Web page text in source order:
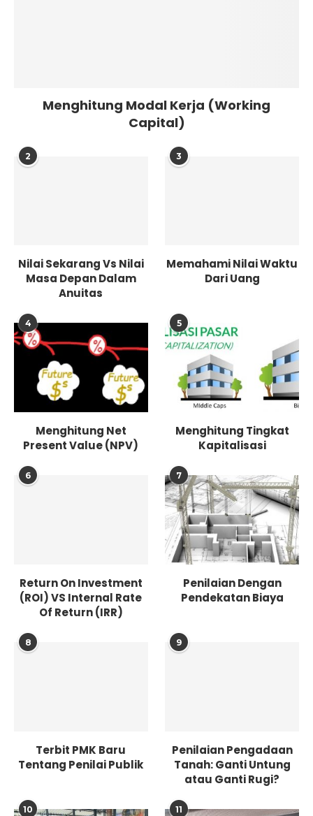
Menghitung Modal Kerja (Working
Capital)
2
Nilai Sekarang Vs Nilai
Masa Depan Dalam
Anuitas
3
Memahami Nilai Waktu
Dari Uang
4
Menghitung Net
Present Value (NPV)
5
Menghitung Tingkat
Kapitalisasi
6
Return On Investment
(ROI) VS Internal Rate
Of Return (IRR)
7
Penilaian Dengan
Pendekatan Biaya
8
Terbit PMK Baru
Tentang Penilai Publik
9
Penilaian Pengadaan
Tanah: Ganti Untung
atau Ganti Rugi?
10 11